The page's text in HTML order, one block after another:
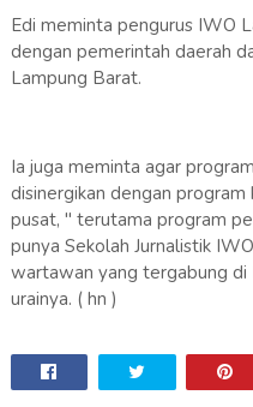
Edi meminta pengurus IWO
dengan pemerintah daerah
Lampung Barat.
Ia juga meminta agar
disinergikan dengan
pusat, " terutama program
punya Sekolah Jurnalistik
wartawan yang tergabung di
urainya. ( hn )